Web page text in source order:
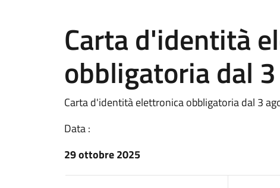
Carta d'identità
obbligatoria dal
Carta d'identità elettronica obbligatoria dal 3
Data :
29 ottobre 2025